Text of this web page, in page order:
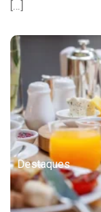
[…]
Destaques